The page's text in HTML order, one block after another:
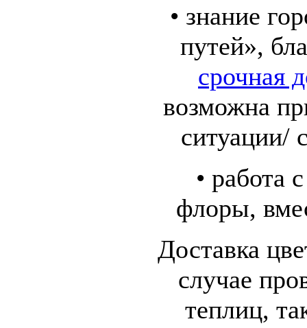
• знание
путей»,
срочная
возможна
ситуации/
• работа
флоры,
Доставка
случае
теплиц,